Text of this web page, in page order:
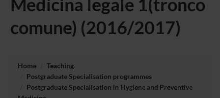
Medicina legale 1(tronco
comune) (2016/2017)
Home
Teaching
Postgraduate Specialisation programmes
Postgraduate Specialisation in Hygiene and Preventive